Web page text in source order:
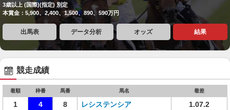
3歳以上 (国際)(指定) 別定
本賞金：5,900、2,400、1,500、890、590万円
出馬表 データ分析 オッズ 結果
競走成績
着順 枠番 馬番 馬名 着差
1 4 8 レシステンシア
1.07.2